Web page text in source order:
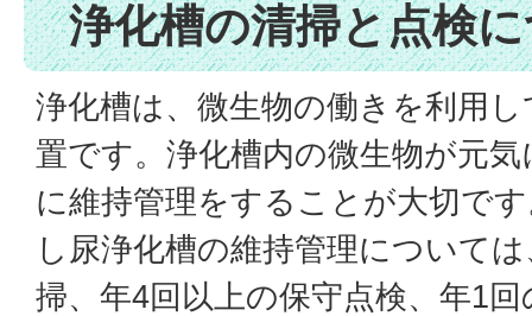
浄化槽の清掃と点検
浄化槽は、微生物の働きを利用
置です。浄化槽内の微生物が元
に維持管理をすることが大切で
し尿浄化槽の維持管理について
掃、年4回以上の保守点検、年1